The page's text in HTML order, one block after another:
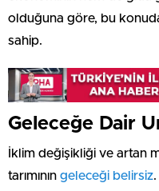
olduğuna göre, bu
sahip.
Geleceğe Dair
İklim değişikliği ve artan
tarımının geleceği belirsiz